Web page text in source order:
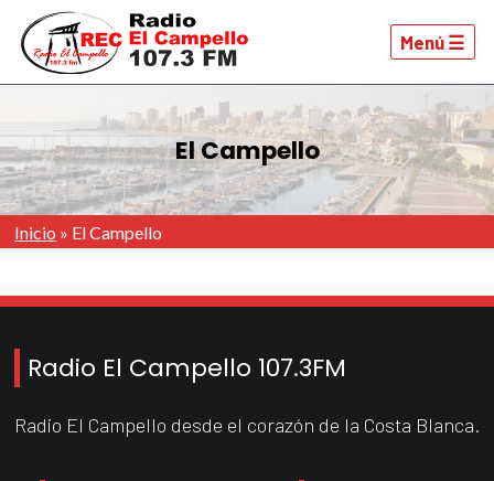
Menú ☰
El Campello
Inicio » El Campello
Radio El Campello 107.3FM
Radio El Campello desde el corazón de la Costa Blanca.